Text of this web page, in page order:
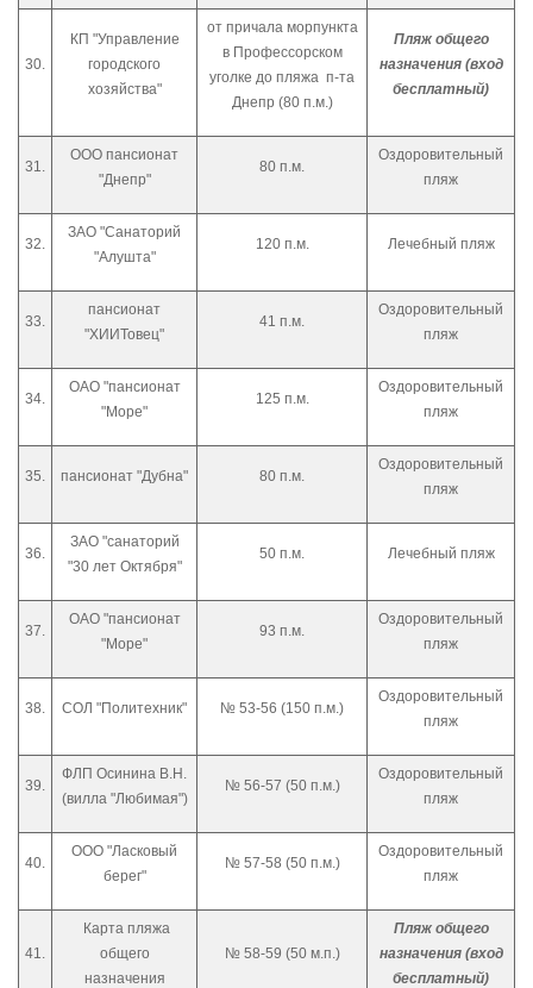
30.
КП "Управление
городского
хозяйства"
от причала морпункта
в Профессорском
уголке до пляжа п-та
Днепр (80 п.м.)
Пляж общего
назначения (вход
бесплатный)
31.
ООО пансионат
"Днепр"
80 п.м.
Оздоровительный
пляж
32.
ЗАО "Санаторий
"Алушта"
120 п.м. Лечебный пляж
33.
пансионат
"ХИИТовец"
41 п.м.
Оздоровительный
пляж
34.
ОАО "пансионат
"Море"
125 п.м.
Оздоровительный
пляж
35. пансионат "Дубна" 80 п.м.
Оздоровительный
пляж
36.
ЗАО "санаторий
"30 лет Октября"
50 п.м. Лечебный пляж
37.
ОАО "пансионат
"Море"
93 п.м.
Оздоровительный
пляж
38. СОЛ "Политехник" № 53-56 (150 п.м.)
Оздоровительный
пляж
39.
ФЛП Осинина В.Н.
(вилла "Любимая")
№ 56-57 (50 п.м.)
Оздоровительный
пляж
40.
ООО "Ласковый
берег"
№ 57-58 (50 п.м.)
Оздоровительный
пляж
41.
Карта пляжа
общего
назначения
№ 58-59 (50 м.п.)
Пляж общего
назначения (вход
бесплатный)